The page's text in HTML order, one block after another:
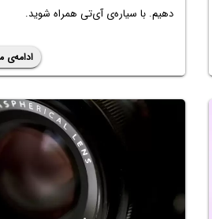
دهیم. با سیاره‌ی آی‌تی همراه شوید.
ادامه‌ی